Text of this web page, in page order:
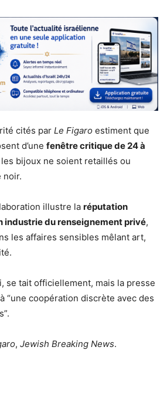
cités par Le Figaro estiment que
d’une fenêtre critique de 24 à
bijoux ne soient retaillés ou
noir.
illustre la réputation
industrie du renseignement privé,
les affaires sensibles mêlant art,
se tait officiellement, mais la presse
“une coopération discrète avec des
, Jewish Breaking News.